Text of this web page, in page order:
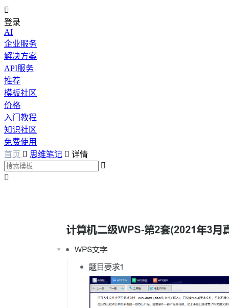

登录
AI
企业服务
解决方案
API服务
推荐
模板社区
价格
入门教程
知识社区
免费使用
首页  思维笔记  详情

